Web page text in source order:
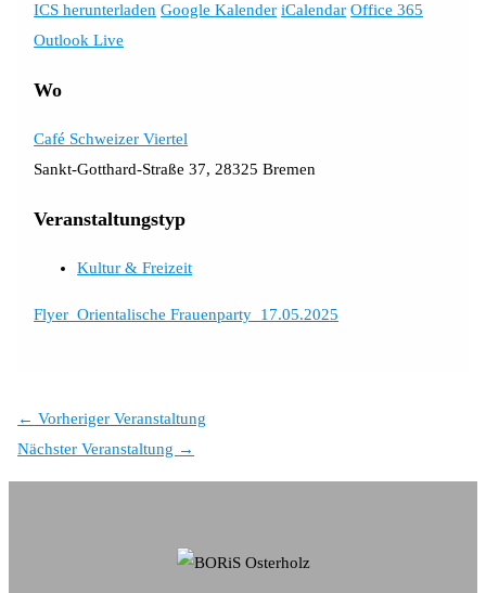
ICS herunterladen Google Kalender iCalendar Office 365
Outlook Live
Wo
Café Schweizer Viertel
Sankt-Gotthard-Straße 37, 28325 Bremen
Veranstaltungstyp
Kultur & Freizeit
Flyer_Orientalische Frauenparty_17.05.2025
← Vorheriger Veranstaltung
Nächster Veranstaltung →